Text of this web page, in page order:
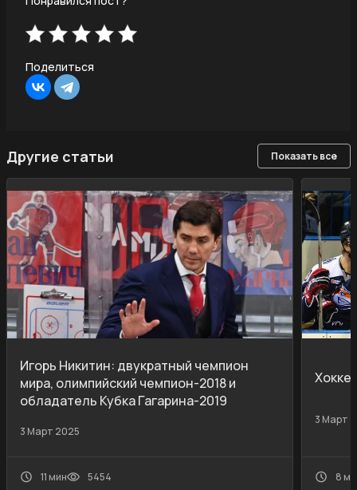
Поделиться
Другие статьи Показать все
Игорь Никитин: двукратный чемпион
мира, олимпийский чемпион-2018 и
обладатель Кубка Гагарина-2019
3 Март 2025
11 мин 5454
3 Март
8